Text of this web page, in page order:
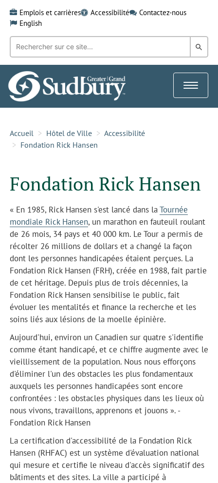
content
Emplois et carrières Accessibilité
Contactez-nous
English
Recherche
mot-
clé:
dans
Toggle
Accueil Hôtel de Ville
Accessibilité
Fondation Rick Hansen
Fondation Rick Hansen
« En 1985, Rick Hansen s'est lancé dans laTournée
mondiale Rick Hansen, un marathon en fauteuil roulant
de 26 mois, 34 pays et 40 000 km. Le Tour a permis de
récolter 26 millions de dollars et a changé la façon
dont les personnes handicapées étaient perçues. La
Fondation Rick Hansen (FRH), créée en 1988, fait partie
de cet héritage. Depuis plus de trois décennies, la
Fondation Rick Hansen sensibilise le public, fait
évoluer les mentalités et finance la recherche et les
soins liés aux lésions de la moelle épinière.
Aujourd'hui, environ un Canadien sur quatre s'identifie
comme étant handicapé, et ce chiffre augmente avec le
vieillissement de la population. Nous nous efforçons
d'éliminer l'un des obstacles les plus fondamentaux
auxquels les personnes handicapées sont encore
confrontées : les obstacles physiques dans les lieux où
nous vivons, travaillons, apprenons et jouons ». -
Fondation Rick Hansen
La certification d'accessibilité de la Fondation Rick
Hansen (RHFAC) est un système d'évaluation national
qui mesure et certifie le niveau d'accès significatif des
bâtiments et des sites. La ville a participé à